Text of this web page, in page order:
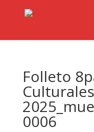
Folleto
0006